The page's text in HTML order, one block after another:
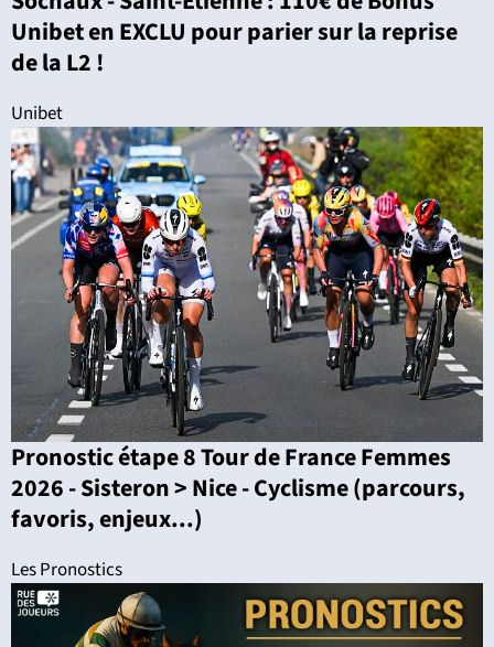
Unibet en EXCLU pour parier sur la reprise
de la L2 !
Unibet
Pronostic étape 8 Tour de France Femmes
2026 - Sisteron > Nice - Cyclisme (parcours,
favoris, enjeux...)
Les Pronostics